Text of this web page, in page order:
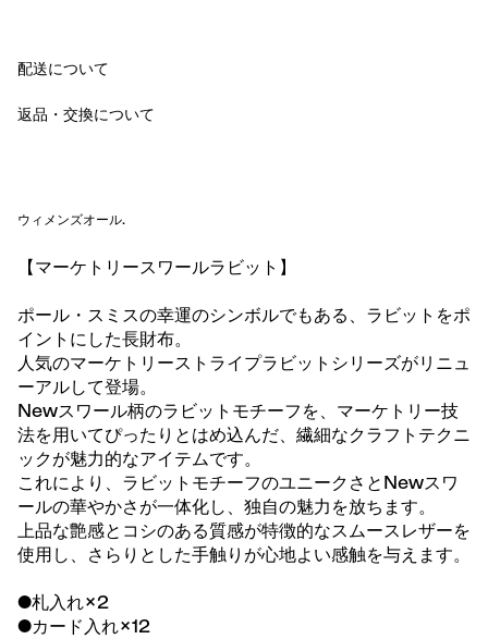
配送について
返品・交換について
ウィメンズオール.
【マーケトリースワールラビット】
ポール・スミスの幸運のシンボルでもある、ラビットをポ
イントにした長財布。
人気のマーケトリーストライプラビットシリーズがリニュ
ーアルして登場。
Newスワール柄のラビットモチーフを、マーケトリー技
法を用いてぴったりとはめ込んだ、繊細なクラフトテクニ
ックが魅力的なアイテムです。
これにより、ラビットモチーフのユニークさとNewスワ
ールの華やかさが一体化し、独自の魅力を放ちます。
上品な艶感とコシのある質感が特徴的なスムースレザーを
使用し、さらりとした手触りが心地よい感触を与えます。
●札入れ×2
●カード入れ×12